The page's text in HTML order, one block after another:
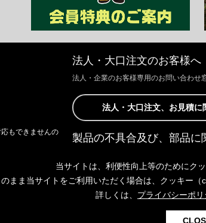
法人・大口注文のお客様へ
法人・企業のお客様専用のお問い合わせ
法人・大口注文、お見積に
製品の不具合及び、部品に
きましては、Webサイトにて承っており
以下よりご連絡ください。
もできませんの
当サイトは、利便性向上等のためにク
のまま当サイトをご利用いただく場合は、クッキー
詳しくは、 プライバシーポリ